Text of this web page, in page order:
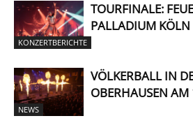
KONZERTBERICHTE
TOURFINALE:
PALLADIUM
NEWS
VÖLKERBALL IN
OBERHAUSEN